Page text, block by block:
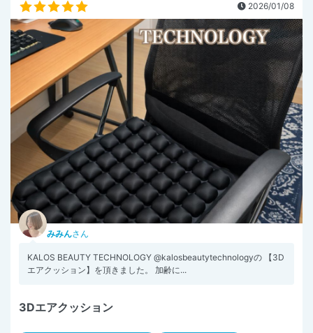
2026/01/08
みみんさん
KALOS BEAUTY TECHNOLOGY @kalosbeautytechnologyの 【3D
エアクッション】を頂きました。 加齢に...
3Dエアクッション